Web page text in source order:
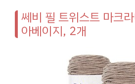
쎄비 필 트위스트 마크
아베이지, 2개